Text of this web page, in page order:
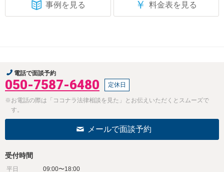
事例を見る ￥ 料金表を見る
電話で面談予約
050-7587-6480 定休日
※お電話の際は「ココナラ法律相談を見た」とお伝えいただくとスムーズで
す。
メールで面談予約
受付時間
平日
09:00〜18:00